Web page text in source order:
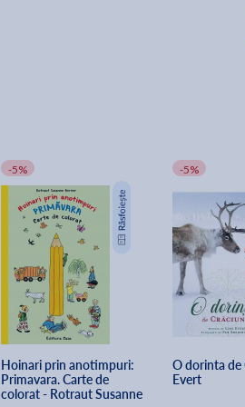
-5%
Hoinari prin anotimpuri:
Primavara. Carte de
colorat - Rotraut Susanne
-5%
O dorinta de
Evert